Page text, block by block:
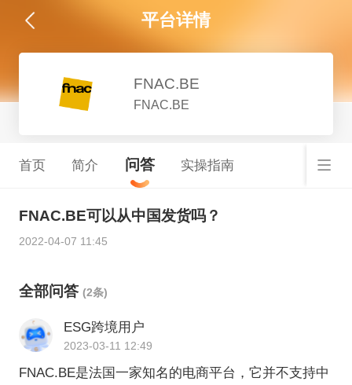
平台详情
FNAC.BE
FNAC.BE
首页 简介 问答 实操指南
FNAC.BE可以从中国发货吗？
2022-04-07 11:45
全部问答 (2条)
ESG跨境用户
2023-03-11 12:49
FNAC.BE是法国一家知名的电商平台，它并不支持中